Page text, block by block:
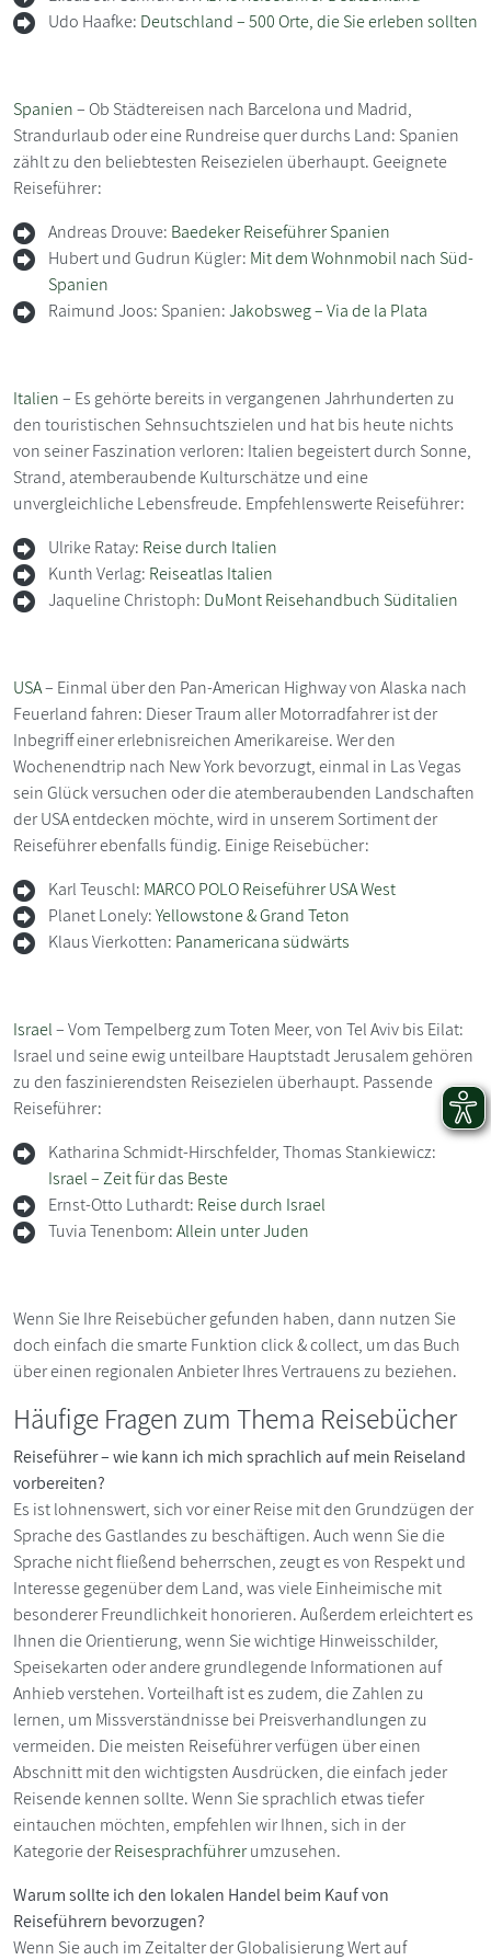
Udo Haafke: Deutschland – 500 Orte, die Sie erleben sollten
Spanien– Ob Städtereisen nach Barcelona und Madrid,
Strandurlaub oder eine Rundreise quer durchs Land: Spanien
zählt zu den beliebtesten Reisezielen überhaupt. Geeignete
Reiseführer:
Andreas Drouve: Baedeker Reiseführer Spanien
Hubert und Gudrun Kügler: Mit dem Wohnmobil nach Süd-
Spanien
Raimund Joos: Spanien:Jakobsweg – Via de la Plata
Italien– Es gehörte bereits in vergangenen Jahrhunderten zu
den touristischen Sehnsuchtszielen und hat bis heute nichts
von seiner Faszination verloren: Italien begeistert durch Sonne,
Strand, atemberaubende Kulturschätze und eine
unvergleichliche Lebensfreude. Empfehlenswerte Reiseführer:
Ulrike Ratay: Reise durch Italien
Kunth Verlag: Reiseatlas Italien
Jaqueline Christoph: DuMont Reisehandbuch Süditalien
USA– Einmal über den Pan-American Highway von Alaska nach
Feuerland fahren: Dieser Traum aller Motorradfahrer ist der
Inbegriff einer erlebnisreichen Amerikareise. Wer den
Wochenendtrip nach New York bevorzugt, einmal in Las Vegas
sein Glück versuchen oder die atemberaubenden Landschaften
der USA entdecken möchte, wird in unserem Sortiment der
Reiseführer ebenfalls fündig. Einige Reisebücher:
Karl Teuschl: MARCO POLO Reiseführer USA West
Planet Lonely:Yellowstone & Grand Teton
Klaus Vierkotten: Panamericana südwärts
Israel– Vom Tempelberg zum Toten Meer, von Tel Aviv bis Eilat:
Israel und seine ewig unteilbare Hauptstadt Jerusalem gehören
zu den faszinierendsten Reisezielen überhaupt. Passende
Reiseführer:
Katharina Schmidt-Hirschfelder, Thomas Stankiewicz:
Israel – Zeit für das Beste
Ernst-Otto Luthardt: Reise durch Israel
Tuvia Tenenbom:Allein unter Juden
Wenn Sie Ihre Reisebücher gefunden haben, dann nutzen Sie
doch einfach die smarte Funktion click & collect, um das Buch
über einen regionalen Anbieter Ihres Vertrauens zu beziehen.
Häufige Fragen zum Thema Reisebücher
Reiseführer – wie kann ich mich sprachlich auf mein Reiseland
vorbereiten?
Es ist lohnenswert, sich vor einer Reise mit den Grundzügen der
Sprache des Gastlandes zu beschäftigen. Auch wenn Sie die
Sprache nicht fließend beherrschen, zeugt es von Respekt und
Interesse gegenüber dem Land, was viele Einheimische mit
besonderer Freundlichkeit honorieren. Außerdem erleichtert es
Ihnen die Orientierung, wenn Sie wichtige Hinweisschilder,
Speisekarten oder andere grundlegende Informationen auf
Anhieb verstehen. Vorteilhaft ist es zudem, die Zahlen zu
lernen, um Missverständnisse bei Preisverhandlungen zu
vermeiden. Die meisten Reiseführer verfügen über einen
Abschnitt mit den wichtigsten Ausdrücken, die einfach jeder
Reisende kennen sollte. Wenn Sie sprachlich etwas tiefer
eintauchen möchten, empfehlen wir Ihnen, sich in der
Kategorie derReisesprachführerumzusehen.
Warum sollte ich den lokalen Handel beim Kauf von
Reiseführern bevorzugen?
Wenn Sie auch im Zeitalter der Globalisierung Wert auf